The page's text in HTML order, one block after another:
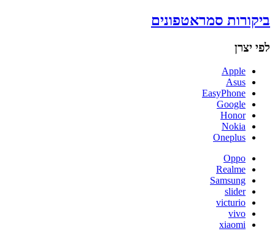
ביקורות סמראטפונים
לפי יצרן
Apple
Asus
EasyPhone
Google
Honor
Nokia
Oneplus
Oppo
Realme
Samsung
slider
victurio
vivo
xiaomi